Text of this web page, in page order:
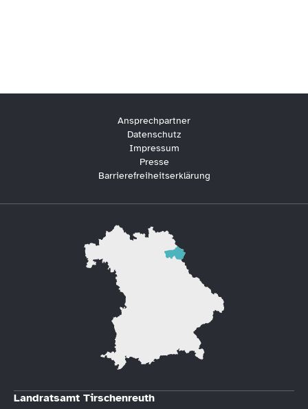
Ansprechpartner
Datenschutz
Impressum
Presse
Barrierefreiheitserklärung
Landratsamt Tirschenreuth